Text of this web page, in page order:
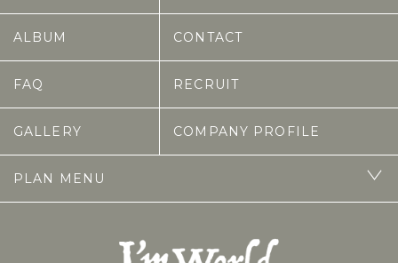
ALBUM
FAQ
GALLERY
CONTACT
RECRUIT
COMPANY PROFILE
PLAN MENU